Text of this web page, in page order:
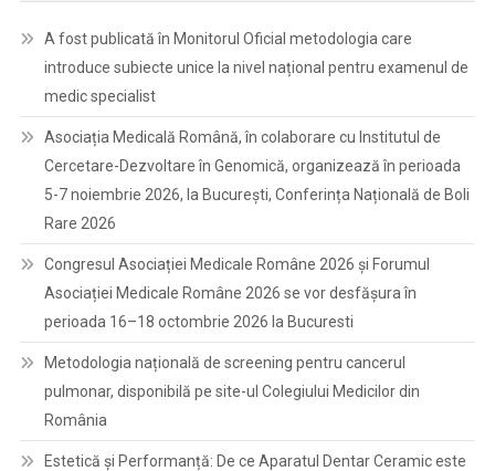
A fost publicată în Monitorul Oficial metodologia care
introduce subiecte unice la nivel național pentru examenul de
medic specialist
Asociația Medicală Română, în colaborare cu Institutul de
Cercetare-Dezvoltare în Genomică, organizează în perioada
5-7 noiembrie 2026, la București, Conferința Națională de Boli
Rare 2026
Congresul Asociației Medicale Române 2026 și Forumul
Asociației Medicale Române 2026 se vor desfășura în
perioada 16–18 octombrie 2026 la Bucuresti
Metodologia națională de screening pentru cancerul
pulmonar, disponibilă pe site-ul Colegiului Medicilor din
România
Estetică și Performanță: De ce Aparatul Dentar Ceramic este